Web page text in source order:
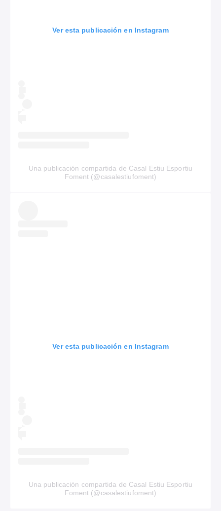
Ver esta publicación en Instagram
Una publicación compartida de Casal Estiu Esportiu
Foment (@casalestiufoment)
Ver esta publicación en Instagram
Una publicación compartida de Casal Estiu Esportiu
Foment (@casalestiufoment)